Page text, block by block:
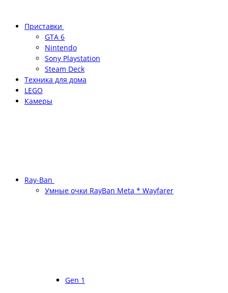
Приставки
GTA 6
Nintendo
Sony Playstation
Steam Deck
Техника для дома
LEGO
Камеры
Ray-Ban
Умные очки RayBan Meta * Wayfarer
Gen 1